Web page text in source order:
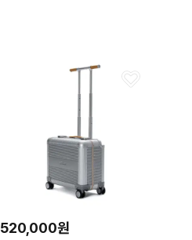
520,000원